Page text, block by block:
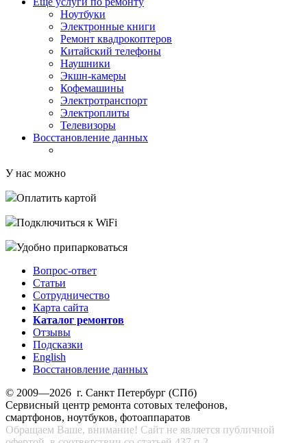
Ноутбуки
Электронные книги
Ремонт квадрокоптеров
Китайский телефоны
Наушники
Экшн-камеры
Кофемашины
Электротранспорт
Электроплиты
Телевизоры
Восстановление данных
У нас можно
Оплатить картой
Подключиться к WiFi
Удобно припарковаться
Вопрос-ответ
Статьи
Сотрудничество
Карта сайта
Каталог ремонтов
Отзывы
Подсказки
English
Восстановление данных
© 2009—2026 г. Санкт Петербург (СПб)
Сервисный центр ремонта сотовых телефонов,
смартфонов, ноутбуков, фотоаппаратов
Обращаем Ваше, внимание! Сайт не является публичной